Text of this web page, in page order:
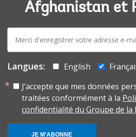
Afghanistan et
mail:
Langues: English
J’accepte que mes données
traitées conformément à la
confidentialité du Groupe de la
JE M'ABONNE